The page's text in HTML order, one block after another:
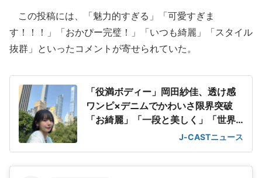
この投稿には、「魅力的すぎる」「可愛すぎま
す！！！」「おかぴー完璧！」「いつも綺麗」「スタイル
抜群」といったコメントが寄せられていた。
「役満ボディー」岡田紗佳、透け感
ワンピ×デニムでかわいさ限界突破
「お綺麗」「一段と美しく」「世界
J-CASTニュース